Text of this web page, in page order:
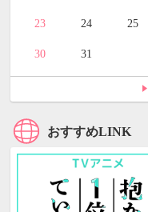
23 24 25
30 31
おすすめLINK